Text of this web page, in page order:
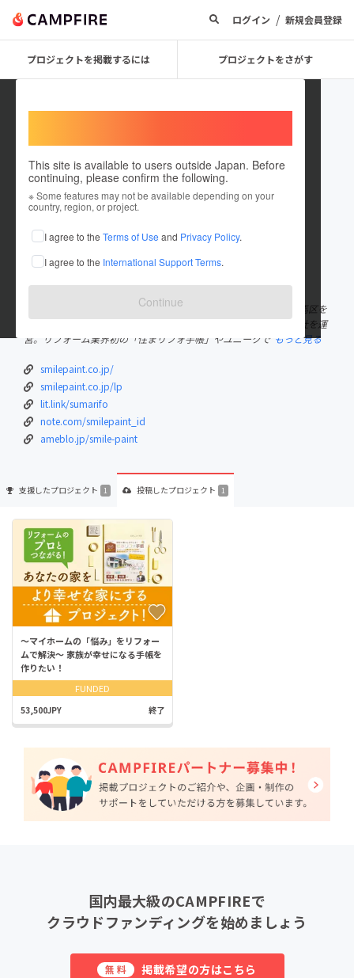
ログイン / 新規会員登録
プロジェクトを掲載するには プロジェクトをさがす
This site is available to users outside Japan. Before
continuing, please confirm the following.
※ Some features may not be available depending on your
country, region, or project.
I agree to the Terms of Use and Privacy Policy.
I agree to the International Support Terms.
Continue
smilepaint
これまでに1回支援して1件のプロジェクトを投稿しています
在住国：日本 現在地：東京都
出身国：日本 出身地：東京都
「笑顔あふれる快適空間を叶える」ことをモットーに、東京都練馬区を
中心に外壁塗装や内装リフォームを行う住まいるペイント株式会社を運
営。リフォーム業界初の「住まリフォ手帳」やユニークで もっと見る
smilepaint.co.jp/
smilepaint.co.jp/lp
lit.link/sumarifo
note.com/smilepaint_id
ameblo.jp/smile-paint
支援したプロジェクト 1 投稿したプロジェクト 1
〜マイホームの「悩み」をリフォー
ムで解決〜 家族が幸せになる手帳を
作りたい！
FUNDED
53,500JPY 終了
国内最大級のCAMPFIREで
クラウドファンディングを始めましょう
無料 掲載希望の方はこちら